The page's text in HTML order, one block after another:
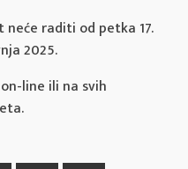
raditi od petka 17.
2025.
line ili na svih